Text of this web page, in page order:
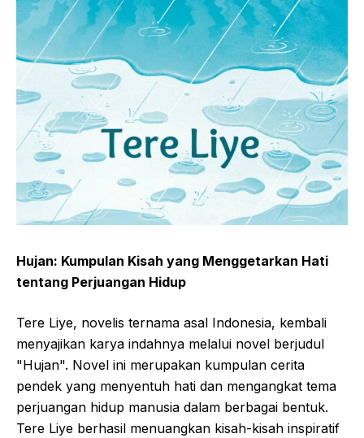
Hujan: Kumpulan Kisah yang Menggetarkan Hati
tentang Perjuangan Hidup
Tere Liye, novelis ternama asal Indonesia, kembali
menyajikan karya indahnya melalui novel berjudul
"Hujan". Novel ini merupakan kumpulan cerita
pendek yang menyentuh hati dan mengangkat tema
perjuangan hidup manusia dalam berbagai bentuk.
Tere Liye berhasil menuangkan kisah-kisah inspiratif